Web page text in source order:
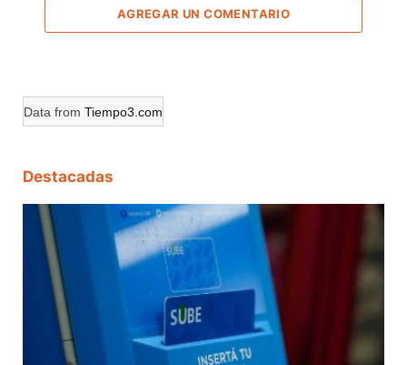
AGREGAR UN COMENTARIO
Data from Tiempo3.com
Destacadas